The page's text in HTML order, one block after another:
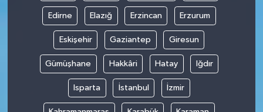
Edirne Elazığ Erzincan Erzurum
Eskişehir Gaziantep Giresun
Gümüşhane Hakkâri Hatay Iğdır
Isparta İstanbul İzmir